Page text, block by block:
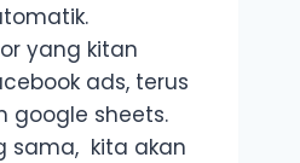
yang kitan
ads, terus
google sheets.
sama, kita akan